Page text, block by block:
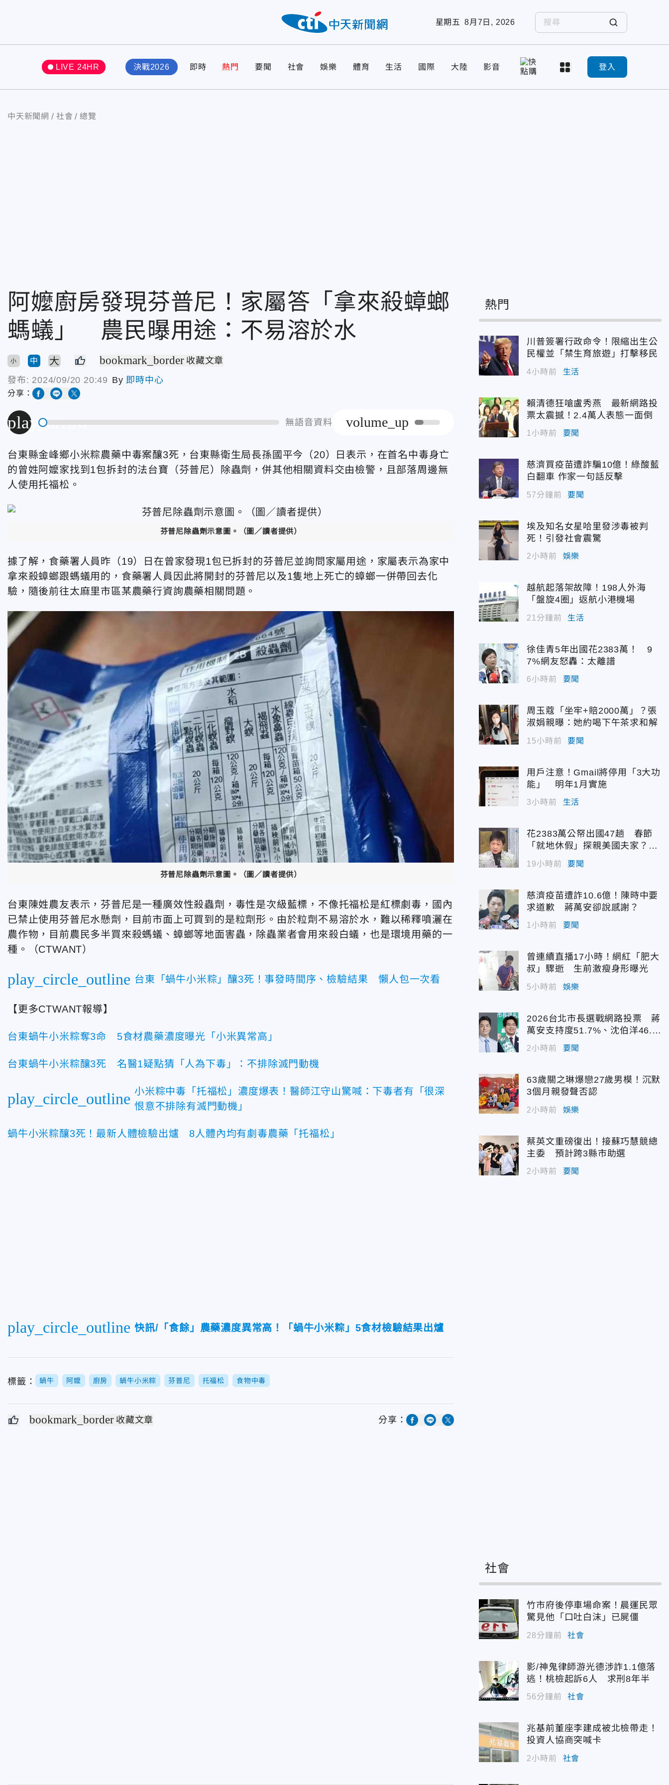
星期五 8月7日, 2026
LIVE 24HR 決戰2026 即時 熱門 要聞 社會 娛樂 體育 生活 國際 大陸 影音 登入
中天新聞網 社會 總覽
阿嬤廚房發現芬普尼！家屬答「拿來殺蟑螂
螞蟻」 農民曝用途：不易溶於水
小 中 大 bookmark_border 收藏文章
發布: 2024/09/20 20:49 By 即時中心
分享：
play_arrow 無語音資料 volume_up
台東縣金峰鄉小米粽農藥中毒案釀3死，台東縣衛生局長孫國平今（20）日表示，在首名中毒身亡
的曾姓阿嬤家找到1包拆封的法台寶（芬普尼）除蟲劑，併其他相關資料交由檢警，且部落周邊無
人使用托福松。
芬普尼除蟲劑示意圖。（圖／讀者提供）
據了解，食藥署人員昨（19）日在曾家發現1包已拆封的芬普尼並詢問家屬用途，家屬表示為家中
拿來殺蟑螂跟螞蟻用的，食藥署人員因此將開封的芬普尼以及1隻地上死亡的蟑螂一併帶回去化
驗，隨後前往太麻里市區某農藥行資詢農藥相關問題。
芬普尼除蟲劑示意圖。（圖／讀者提供）
台東陳姓農友表示，芬普尼是一種廣效性殺蟲劑，毒性是次級藍標，不像托福松是紅標劇毒，國內
已禁止使用芬普尼水懸劑，目前市面上可買到的是粒劑形。由於粒劑不易溶於水，難以稀釋噴灑在
農作物，目前農民多半買來殺螞蟻、蟑螂等地面害蟲，除蟲業者會用來殺白蟻，也是環境用藥的一
種。（CTWANT）
play_circle_outline 台東「蝸牛小米粽」釀3死！事發時間序、檢驗結果 懶人包一次看
【更多CTWANT報導】
台東蝸牛小米粽奪3命 5食材農藥濃度曝光「小米異常高」
台東蝸牛小米粽釀3死 名醫1疑點猜「人為下毒」：不排除滅門動機
play_circle_outline 小米粽中毒「托福松」濃度爆表！醫師江守山驚喊：下毒者有「很深
恨意不排除有滅門動機」
蝸牛小米粽釀3死！最新人體檢驗出爐 8人體內均有劇毒農藥「托福松」
play_circle_outline 快訊/「食餘」農藥濃度異常高！「蝸牛小米粽」5食材檢驗結果出爐
標籤： 蝸牛 阿嬤 廚房 蝸牛小米粽 芬普尼 托福松 食物中毒
bookmark_border 收藏文章 分享：
熱門
川普簽署行政命令！限縮出生公
民權並「禁生育旅遊」打擊移民
4小時前 生活
賴清德狂嗆盧秀燕 最新網路投
票太震撼！2.4萬人表態一面倒
1小時前 要聞
慈濟買疫苗遭詐騙10億！綠酸藍
白翻車 作家一句話反擊
57分鐘前 要聞
埃及知名女星哈里發涉毒被判
死！引發社會震驚
2小時前 娛樂
越航起落架故障！198人外海
「盤旋4圈」返航小港機場
21分鐘前 生活
徐佳青5年出國花2383萬！ 9
7%網友怒轟：太離譜
6小時前 要聞
周玉蔻「坐牢+賠2000萬」？張
淑娟親曝：她約喝下午茶求和解
15小時前 要聞
用戶注意！Gmail將停用「3大功
能」 明年1月實施
3小時前 生活
花2383萬公帑出國47趟 春節
「就地休假」探親美國夫家？徐
佳青回應了
19小時前 要聞
慈濟疫苗遭詐10.6億！陳時中要
求道歉 蔣萬安卻說感謝？
1小時前 要聞
曾連續直播17小時！網紅「肥大
叔」驟逝 生前激瘦身形曝光
5小時前 娛樂
2026台北市長選戰網路投票 蔣
萬安支持度51.7%、沈伯洋46.
7%
2小時前 要聞
63歲關之琳爆戀27歲男模！沉默
3個月親發聲否認
2小時前 娛樂
蔡英文重磅復出！接蘇巧慧競總
主委 預計跨3縣市助選
2小時前 要聞
社會
竹市府後停車場命案！晨運民眾
驚見他「口吐白沫」已屍僵
28分鐘前 社會
影/神鬼律師游光德涉詐1.1億落
逃！桃檢起訴6人 求刑8年半
56分鐘前 社會
兆基前董座李建成被北檢帶走！
投資人協商突喊卡
2小時前 社會